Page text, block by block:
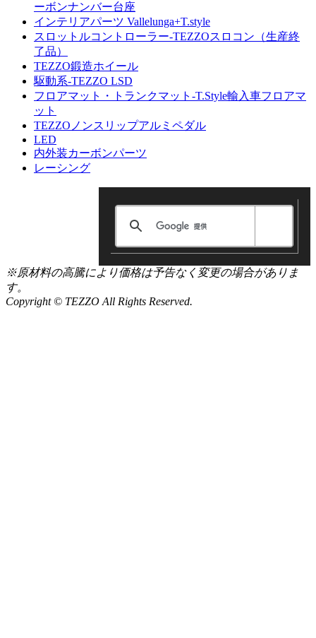
ーボンナンバー台座
インテリアパーツ Vallelunga+T.style
スロットルコントローラー-TEZZOスロコン（生産終
了品）
TEZZO鍛造ホイール
駆動系-TEZZO LSD
フロアマット・トランクマット-T.Style輸入車フロアマ
ット
TEZZOノンスリップアルミペダル
LED
内外装カーボンパーツ
レーシング
※原材料の高騰により価格は予告なく変更の場合がありま
す。
Copyright © TEZZO All Rights Reserved.